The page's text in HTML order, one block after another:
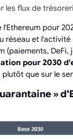
les flux de
pour
réseau et
(paiements,
pour 2030
que sur le
»